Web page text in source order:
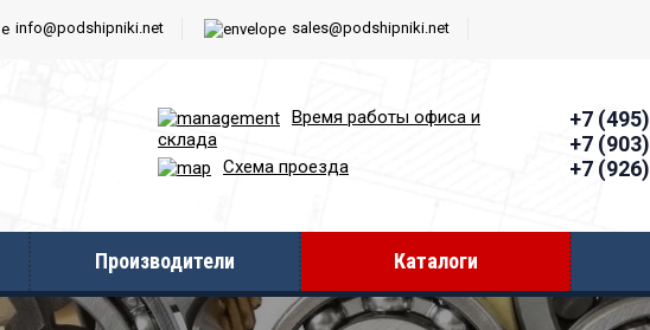
info@podshipniki.net sales@podshipniki.net
Время работы офиcа и
склада
Схема проезда
+7
+7
+7
Производители Каталоги